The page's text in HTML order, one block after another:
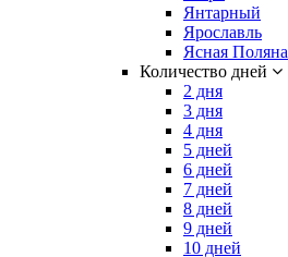
Янтарный
Ярославль
Ясная Поляна
Количество дней
2 дня
3 дня
4 дня
5 дней
6 дней
7 дней
8 дней
9 дней
10 дней